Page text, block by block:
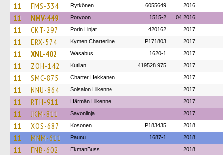
11 FMS-334 Rytkönen 6055649 2016
11 NMV-449 Porvoon 1515-2 04.2016
11 CKT-297 Porin Linjat 420162 2017
11 ERX-574 Kymen Charterline P171803 2017
11 XNL-402 Wasabus 1620-1 2017
11 ZOH-142 Kutilan 419528 975 2017
11 SMC-875 Charter Hekkanen 2017
11 NNU-864 Soisalon Liikenne 2017
11 RTH-911 Härmän Liikenne 2017
11 JKM-811 Savonlinja 2017
11 XOS-687 Kosonen P183435 2018
11 MNM-611 Paunu 1687-1 2018
11 FNB-602 EkmanBuss 2018